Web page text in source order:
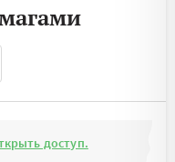
доступ.